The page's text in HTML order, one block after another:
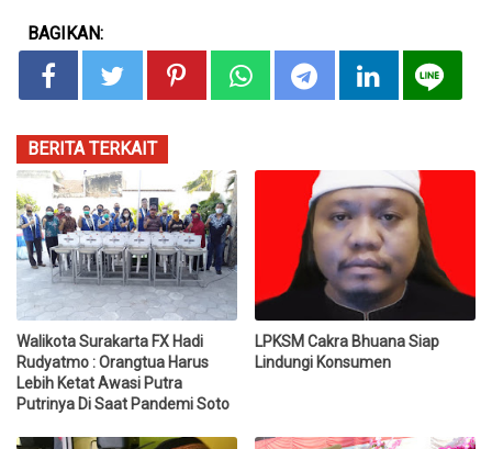
BAGIKAN:
BERITA TERKAIT
Walikota Surakarta FX Hadi
Rudyatmo : Orangtua Harus
Lebih Ketat Awasi Putra
Putrinya Di Saat Pandemi Soto
LPKSM Cakra Bhuana Siap
Lindungi Konsumen